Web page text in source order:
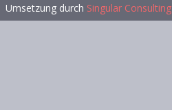
Umsetzung durch Singular Consulting